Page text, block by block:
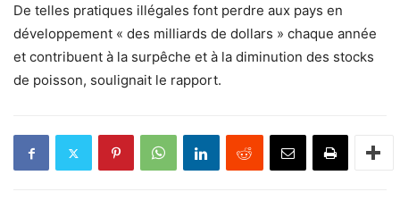
De telles pratiques illégales font perdre aux pays en
développement « des milliards de dollars » chaque année
et contribuent à la surpêche et à la diminution des stocks
de poisson, soulignait le rapport.